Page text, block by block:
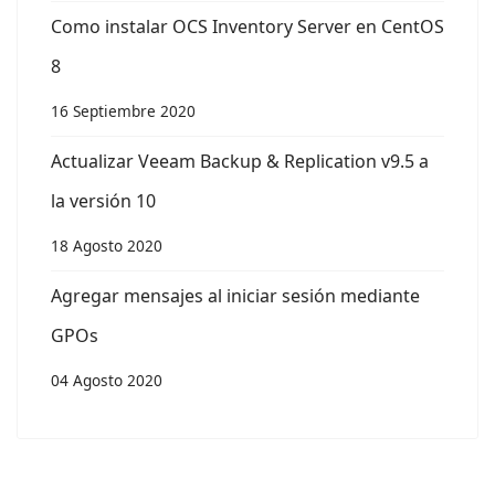
Como instalar OCS Inventory Server en CentOS
8
16 Septiembre 2020
Actualizar Veeam Backup & Replication v9.5 a
la versión 10
18 Agosto 2020
Agregar mensajes al iniciar sesión mediante
GPOs
04 Agosto 2020